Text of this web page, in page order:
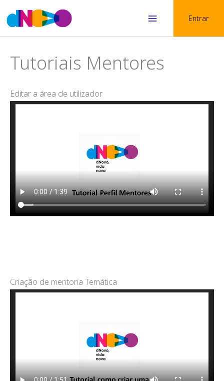
to
content
Entrar
Tutoriais Mentores
Editar a área de utilizador
Criação de mentoria Temática